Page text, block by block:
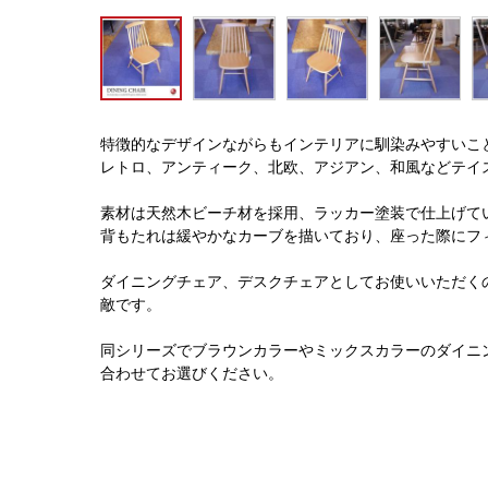
特徴的なデザインながらもインテリアに馴染みやすい
レトロ、アンティーク、北欧、アジアン、和風などテ
素材は天然木ビーチ材を採用、ラッカー塗装で仕上げて
背もたれは緩やかなカーブを描いており、座った際にフ
ダイニングチェア、デスクチェアとしてお使いいただ
敵です。
同シリーズでブラウンカラーやミックスカラーのダイ
合わせてお選びください。